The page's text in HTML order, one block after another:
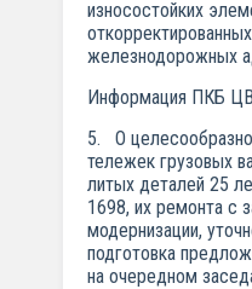
износостойких
железнодорожных
Информация ПКБ
5. О
тележек грузовых
литых деталей 25
1698, их ремонта с
модернизации,
подготовка
на очередном